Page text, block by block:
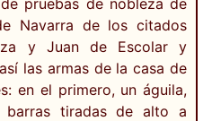
pruebas de nobleza de
Navarra de los citados
y Juan de Escolar y
las armas de la casa de
en el primero, un águila,
tiradas de alto a